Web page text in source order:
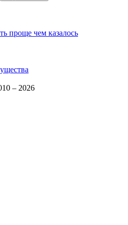
проще чем казалось
– 2026